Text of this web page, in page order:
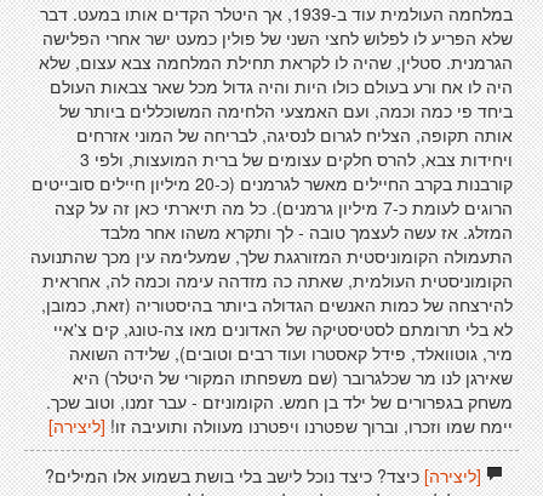
במלחמה העולמית עוד ב-1939, אך היטלר הקדים אותו במעט. דבר
שלא הפריע לו לפלוש לחצי השני של פולין כמעט ישר אחרי הפלישה
הגרמנית. סטלין, שהיה לו לקראת תחילת המלחמה צבא עצום, שלא
היה לו אח ורע בעולם כולו היות והיה גדול מכל שאר צבאות העולם
ביחד פי כמה וכמה, ועם האמצעי הלחימה המשוכללים ביותר של
אותה תקופה, הצליח לגרום לנסיגה, לבריחה של המוני אזרחים
ויחידות צבא, להרס חלקים עצומים של ברית המועצות, ולפי 3
קורבנות בקרב החיילים מאשר לגרמנים (כ-20 מיליון חיילים סובייטים
הרוגים לעומת כ-7 מיליון גרמנים). כל מה תיארתי כאן זה על קצה
המזלג. אז עשה לעצמך טובה - לך ותקרא משהו אחר מלבד
התעמולה הקומוניסטית המזורגגת שלך, שמעלימה עין מכך שהתנועה
הקומוניסטית העולמית, שאתה כה מזדהה עימה וכמה לה, אחראית
להירצחה של כמות האנשים הגדולה ביותר בהיסטוריה (זאת, כמובן,
לא בלי תרומתם לסטיסטיקה של האדונים מאו צה-טונג, קים צ'איי
מיר, גוטוואלד, פידל קאסטרו ועוד רבים וטובים), שלידה השואה
שאירגן לנו מר שכלגרובר (שם משפחתו המקורי של היטלר) היא
משחק בגפרורים של ילד בן חמש. הקומוניזם - עבר זמנו, וטוב שכך.
יימח שמו וזכרו, וברוך שפטרנו ויפטרנו מעוולה ותועיבה זו! [ליצירה]
[ליצירה]כיצד? כיצד נוכל לישב בלי בושת בשמוע אלו המילים?